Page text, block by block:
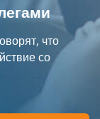
что
со